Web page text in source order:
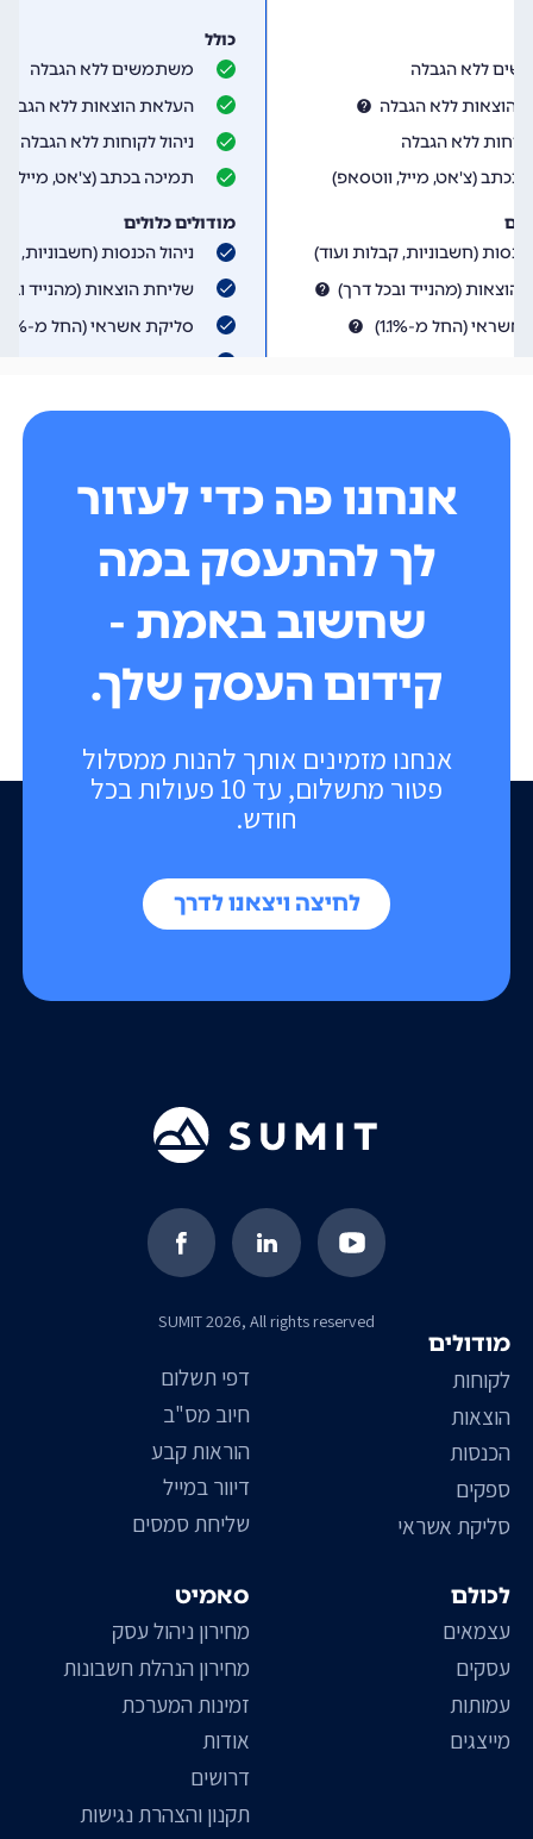
אנחנו מזמינים אותך להנות ממסלול
פטור מתשלום, עד 10 פעולות בכל
חודש.
לחיצה ויצאנו לדרך
אנחנו פה כדי לעזור
לך להתעסק במה
שחשוב באמת -
קידום העסק שלך.
SUMIT 2026, All rights reserved
סאמיט
מחירון ניהול עסק
מחירון הנהלת חשבונות
זמינות המערכת
אודות
דרושים
תקנון והצהרת נגישות
דפי תשלום
חיוב מס"ב
הוראות קבע
דיוור במייל
שליחת סמסים
מודולים
לקוחות
הוצאות
הכנסות
ספקים
סליקת אשראי
לכולם
עצמאים
עסקים
עמותות
מייצגים